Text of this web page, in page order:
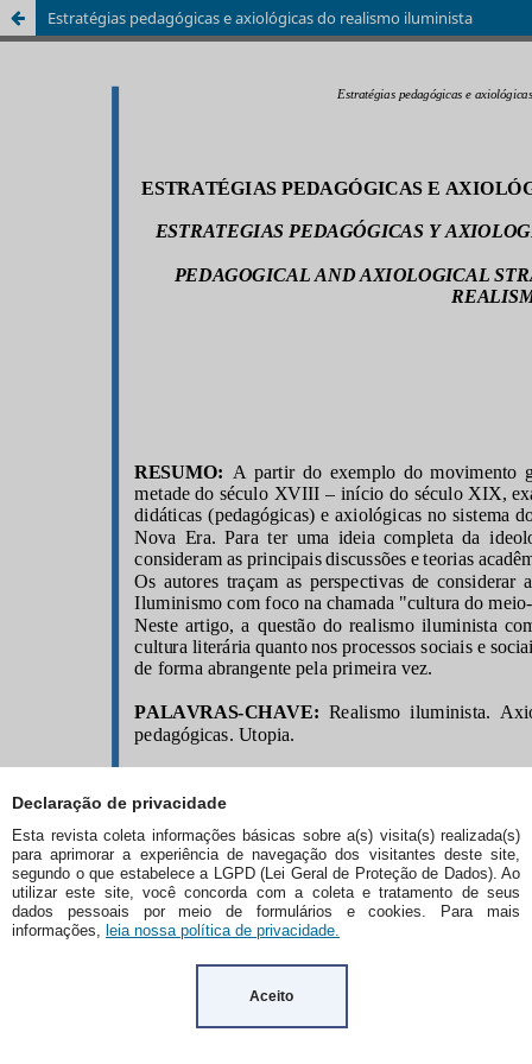
Declaração de privacidade
Esta revista coleta informações básicas sobre a(s) visita(s) realizada(s)
para aprimorar a experiência de navegação dos visitantes deste site,
segundo o que estabelece a LGPD (Lei Geral de Proteção de Dados). Ao
utilizar este site, você concorda com a coleta e tratamento de seus
dados pessoais por meio de formulários e cookies. Para mais
informações, leia nossa política de privacidade.
Aceito
Estratégias pedagógicas e axiológicas do realismo iluminista